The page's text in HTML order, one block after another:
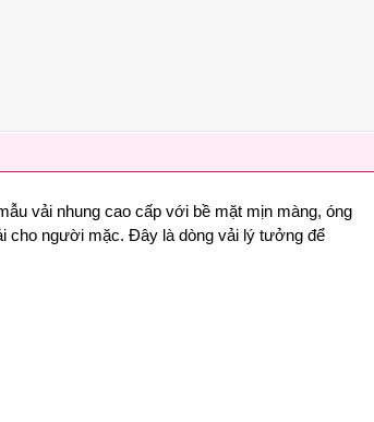
vải nhung cao cấp với bề mặt mịn màng, óng
cho người mặc. Đây là dòng vải lý tưởng để